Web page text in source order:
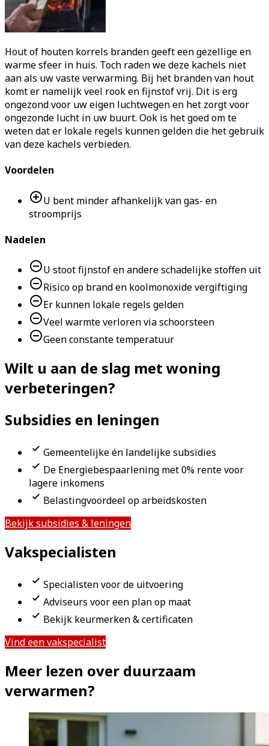
Hout of houten korrels branden geeft een gezellige en
warme sfeer in huis. Toch raden we deze kachels niet
aan als uw vaste verwarming. Bij het branden van hout
komt er namelijk veel rook en fijnstof vrij. Dit is erg
ongezond voor uw eigen luchtwegen en het zorgt voor
ongezonde lucht in uw buurt. Ook is het goed om te
weten dat er lokale regels kunnen gelden die het gebruik
van deze kachels verbieden.
Voordelen
U bent minder afhankelijk van gas- en
stroomprijs
Nadelen
U stoot fijnstof en andere schadelijke stoffen uit
Risico op brand en koolmonoxide vergiftiging
Er kunnen lokale regels gelden
Veel warmte verloren via schoorsteen
Geen constante temperatuur
Wilt u aan de slag met woning
verbeteringen?
Subsidies en leningen
Gemeentelijke én landelijke subsidies
De Energiebespaarlening met 0% rente voor
lagere inkomens
Belastingvoordeel op arbeidskosten
Bekijk subsidies & leningen
Vakspecialisten
Specialisten voor de uitvoering
Adviseurs voor een plan op maat
Bekijk keurmerken & certificaten
Vind een vakspecialist
Meer lezen over duurzaam
verwarmen?